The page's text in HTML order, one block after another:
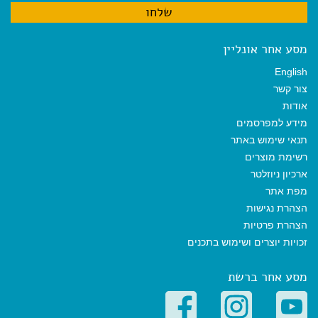
מסע אחר אונליין
English
צור קשר
אודות
מידע למפרסמים
תנאי שימוש באתר
רשימת מוצרים
ארכיון ניוזלטר
מפת אתר
הצהרת נגישות
הצהרת פרטיות
זכויות יוצרים ושימוש בתכנים
מסע אחר ברשת